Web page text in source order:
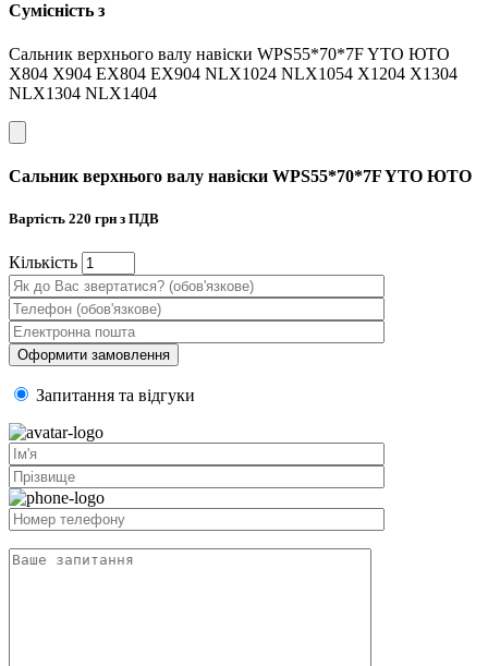
Сумісність з
Сальник верхнього валу навіски WPS55*70*7F YTO ЮТО
X804 X904 EX804 EX904 NLX1024 NLX1054 X1204 X1304
NLX1304 NLX1404
Сальник верхнього валу навіски WPS55*70*7F YTO ЮТО
Вартість 220 грн з ПДВ
Кiлькiсть
Запитання та вiдгуки